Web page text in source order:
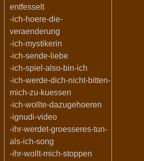
entfesselt
-ich-hoere-die-
veraenderung
-ich-mystikerin
-ich-sende-liebe
-ich-spiel-also-bin-ich
-ich-werde-dich-nicht-bitten-
mich-zu-kuessen
-ich-wollte-dazugehoeren
-ignudi-video
-ihr-werdet-groesseres-tun-
als-ich-song
-ihr-wollt-mich-stoppen